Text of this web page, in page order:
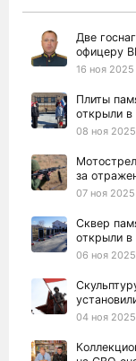
Две
офицеру
16 ноя 2025
Плиты
открыли
08 ноя
за
07 ноя
Сквер
открыли в
06 ноя
04 ноя